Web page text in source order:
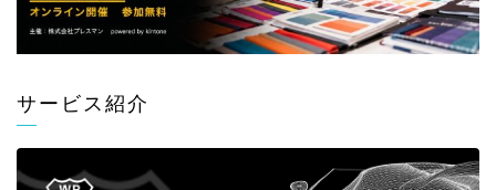
サービス紹介